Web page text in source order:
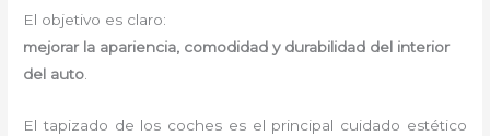
El objetivo es claro:
mejorar la apariencia, comodidad y durabilidad del interior
del auto.
El tapizado de los coches es el principal cuidado estético